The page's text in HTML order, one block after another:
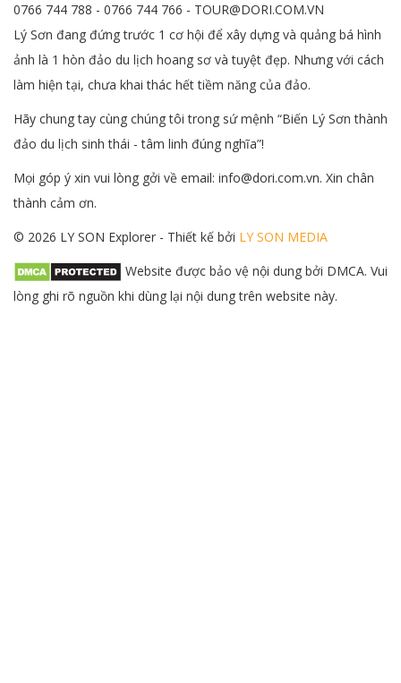
0766 744 788 - 0766 744 766 - TOUR@DORI.COM.VN
Lý Sơn đang đứng trước 1 cơ hội để xây dựng và quảng bá hình
ảnh là 1 hòn đảo du lịch hoang sơ và tuyệt đẹp. Nhưng với cách
làm hiện tại, chưa khai thác hết tiềm năng của đảo.
Hãy chung tay cùng chúng tôi trong sứ mệnh “Biến Lý Sơn thành
đảo du lịch sinh thái - tâm linh đúng nghĩa”!
Mọi góp ý xin vui lòng gởi về email: info@dori.com.vn. Xin chân
thành cảm ơn.
© 2026 LY SON Explorer - Thiết kế bởi LY SON MEDIA
Website được bảo vệ nội dung bởi DMCA. Vui
lòng ghi rõ nguồn khi dùng lại nội dung trên website này.